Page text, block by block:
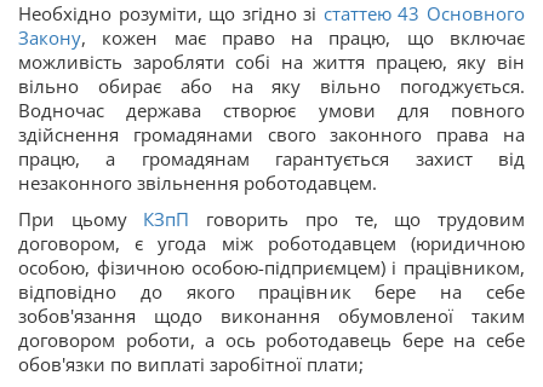
Необхідно розуміти, що згідно зі статтею 43 Основного
Закону, кожен має право на працю, що включає
можливість заробляти собі на життя працею, яку він
вільно обирає або на яку вільно погоджується.
Водночас держава створює умови для повного
здійснення громадянами свого законного права на
працю, а громадянам гарантується захист від
незаконного звільнення роботодавцем.
При цьому КЗпП говорить про те, що трудовим
договором, є угода між роботодавцем (юридичною
особою, фізичною особою-підприємцем) і працівником,
відповідно до якого працівник бере на себе
зобов'язання щодо виконання обумовленої таким
договором роботи, а ось роботодавець бере на себе
обов'язки по виплаті заробітної плати;